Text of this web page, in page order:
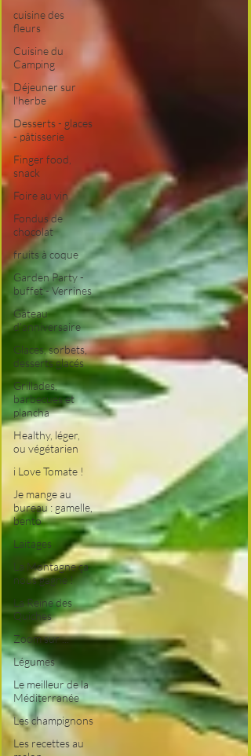
cuisine des
fleurs
Cuisine du
Camping
Déjeuner sur
l'herbe
Desserts - glaces
- pâtisserie
Finger food,
snack
Foire au vin
Fondus de
chocolat
fruits à coque
Garden Party -
buffet - Verrines
Gâteau
d'anniversaire
Glaces, sorbets,
desserts glacés
Grillades,
barbecues et
plancha
Healthy, léger,
ou végétarien
i Love Tomate !
Je mange au
bureau : gamelle,
bento
Laitages
La Montagne ça
nous gagne !
La Reine des
Quiches
Zoom sur ...
Légumes
Le meilleur de la
Méditerranée
Les champignons
Les recettes au